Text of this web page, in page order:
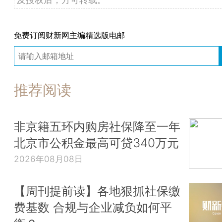
免费订阅财新网主编精选版电邮
推荐阅读
非京籍五环内购房社保降至一年
北京市公积金最高可贷340万元
2026年08月08日
【周刊提前读】各地狠抓社保缴
费基数 合规与企业减负如何平